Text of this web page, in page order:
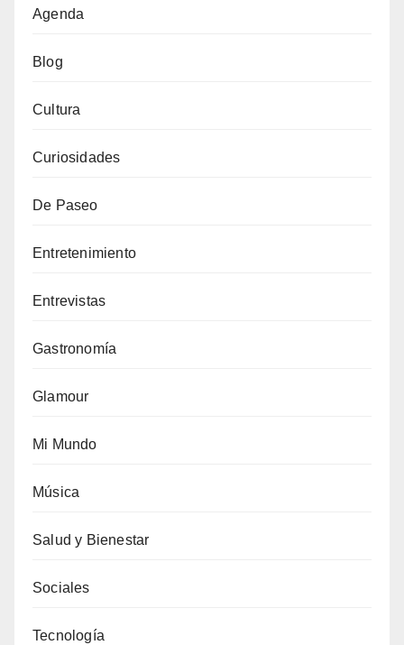
Agenda
Blog
Cultura
Curiosidades
De Paseo
Entretenimiento
Entrevistas
Gastronomía
Glamour
Mi Mundo
Música
Salud y Bienestar
Sociales
Tecnología